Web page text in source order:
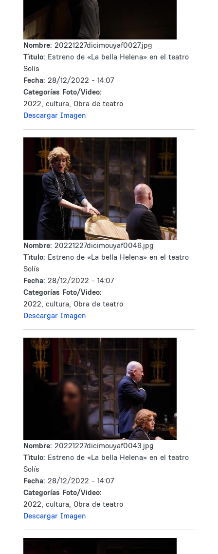
Nombre: 20221227dicimouyaf0027.jpg
Tìtulo: Estreno de «La bella Helena» en el teatro
Solís
Fecha: 28/12/2022 - 14:07
Categorías Foto/Video:
2022, cultura, Obra de teatro
Descargar Imagen
Nombre: 20221227dicimouyaf0046.jpg
Tìtulo: Estreno de «La bella Helena» en el teatro
Solís
Fecha: 28/12/2022 - 14:07
Categorías Foto/Video:
2022, cultura, Obra de teatro
Descargar Imagen
Nombre: 20221227dicimouyaf0043.jpg
Tìtulo: Estreno de «La bella Helena» en el teatro
Solís
Fecha: 28/12/2022 - 14:07
Categorías Foto/Video:
2022, cultura, Obra de teatro
Descargar Imagen